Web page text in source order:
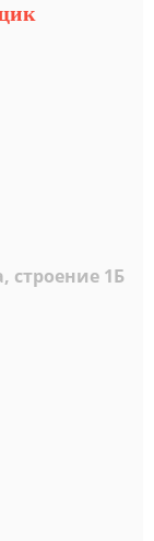
строение 1Б